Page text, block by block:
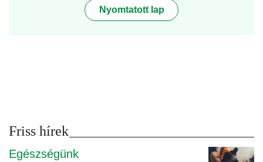
Nyomtatott lap
Friss hírek
Egészségünk